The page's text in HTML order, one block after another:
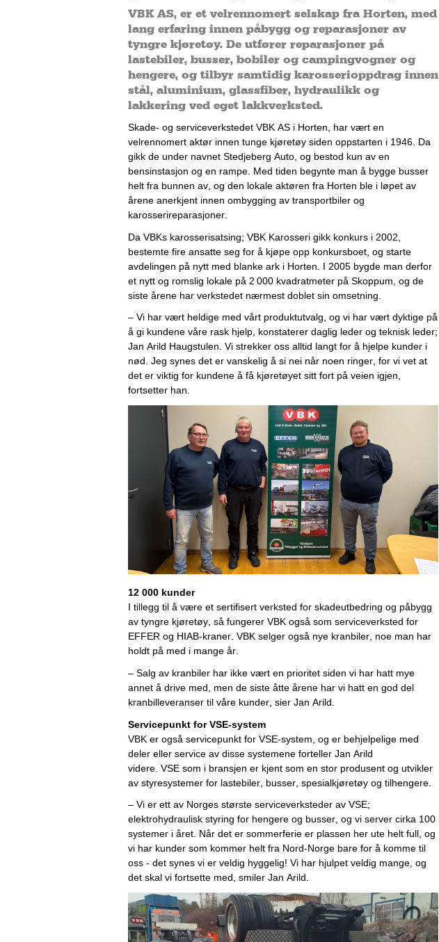
VBK AS, er et velrennomert selskap fra Horten, med
lang erfaring innen påbygg og reparasjoner av
tyngre kjøretøy. De utfører reparasjoner på
lastebiler, busser, bobiler og campingvogner og
hengere, og tilbyr samtidig karosserioppdrag innen
stål, aluminium, glassfiber, hydraulikk og
lakkering ved eget lakkverksted.
Skade- og serviceverkstedet VBK AS i Horten, har vært en
velrennomert aktør innen tunge kjøretøy siden oppstarten i 1946. Da
gikk de under navnet Stedjeberg Auto, og bestod kun av en
bensinstasjon og en rampe. Med tiden begynte man å bygge busser
helt fra bunnen av, og den lokale aktøren fra Horten ble i løpet av
årene anerkjent innen ombygging av transportbiler og
karosserireparasjoner.
Da VBKs karosserisatsing; VBK Karosseri gikk konkurs i 2002,
bestemte fire ansatte seg for å kjøpe opp konkursboet, og starte
avdelingen på nytt med blanke ark i Horten. I 2005 bygde man derfor
et nytt og romslig lokale på 2 000 kvadratmeter på Skoppum , og de
siste årene har verkstedet nærmest doblet sin omsetning.
– Vi har vært heldige med vårt produktutvalg, og vi har vært dyktige på
å gi kundene våre rask hjelp, konstaterer daglig leder og teknisk leder;
Jan Arild Haugstulen. Vi strekker oss alltid langt for å hjelpe kunder i
nød. Jeg synes det er vanskelig å si nei når noen ringer, for vi vet at
det er viktig for kundene å få kjøretøyet sitt fort på veien igjen,
fortsetter han.
12 000 kunder
I tillegg til å være et sertifisert verksted for skadeutbedring og påbygg
av tyngre kjøretøy, så fungerer VBK også som serviceverksted for
EFFER og HIAB-kraner. VBK selger også nye kranbiler, noe man har
holdt på med i mange år.
– Salg av kranbiler har ikke vært en prioritet siden vi har hatt mye
annet å drive med, men de siste åtte årene har vi hatt en god del
kranbilleveranser til våre kunder, sier Jan Arild.
Servicepunkt for VSE-system
VBK er også servicepunkt for VSE-system , og er behjelpelige med
deler eller service av disse systemene forteller Jan Arild
videre VSE som i bransjen er kjent som en stor produsent og utvikler
av styresystemer for lastebiler, busser, spesialkjøretøy og tilhengere
– Vi er ett av Norges største serviceverksteder av VSE;
elektrohydraulisk styring for hengere og busser, og vi server cirka 100
systemer i året. Når det er sommerferie er plassen her ute helt full, og
vi har kunder som kommer helt fra Nord-Norge bare for å komme til
oss - det synes vi er veldig hyggelig! Vi har hjulpet veldig mange, og
det skal vi fortsette med, smiler Jan Arild.